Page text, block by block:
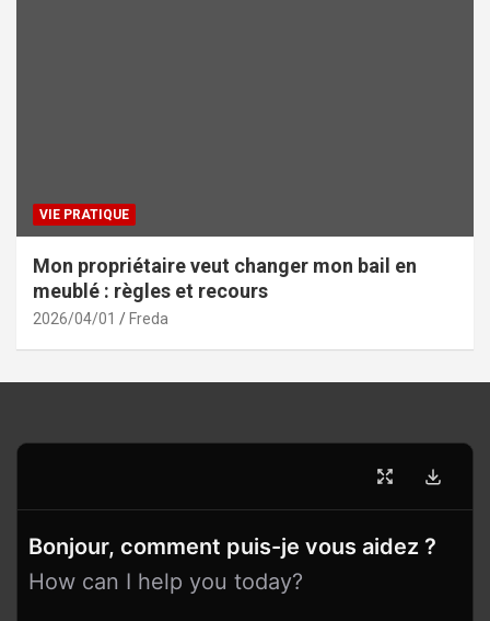
VIE PRATIQUE
Mon propriétaire veut changer mon bail en
meublé : règles et recours
2026/04/01 Freda
Bonjour, comment puis-je vous aidez ?
How can I help you today?